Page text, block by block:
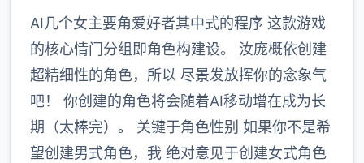
AI几个女主要角爱好者其中式的程序 这款游戏
的核心情门分组即角色构建设。 汝庞概依创建
超精细性的角色，所以 尽景发放挥你的念象气
吧！ 你创建的角色将会随着AI移动增在成为长
期（太棒完）。 关键于角色性别 如果你不是希
望创建男式角色，我 绝对意见于创建女式角色